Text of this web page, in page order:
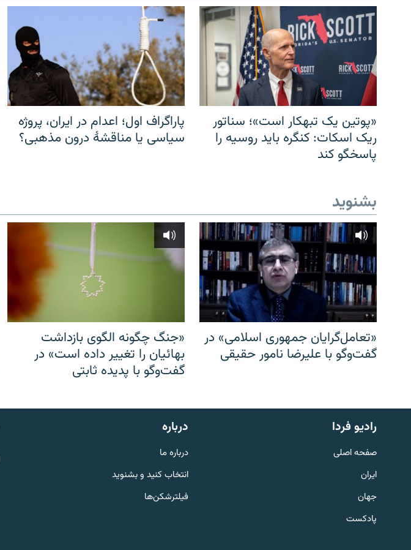
English
به ما بپیوندید
«پوتین یک تبهکار است»؛ سناتور
ریک اسکات: کنگره باید روسیه را
پاسخگو کند
پاراگراف اول؛ اعدام در ایران، پروژه
سیاسی یا مناقشهٔ درون مذهبی؟
بشنوید
«تعامل‌گرایان جمهوری اسلامی» در
گفت‌وگو با علیرضا نامور حقیقی
«جنگ چگونه الگوی بازداشت
بهائیان را تغییر داده است» در
گفت‌وگو با پدیده ثابتی
رادیو فردا
صفحه اصلی
ایران
جهان
پادکست
درباره
درباره ما
انتخاب کنید و بشنوید
فیلترشکن‌ها